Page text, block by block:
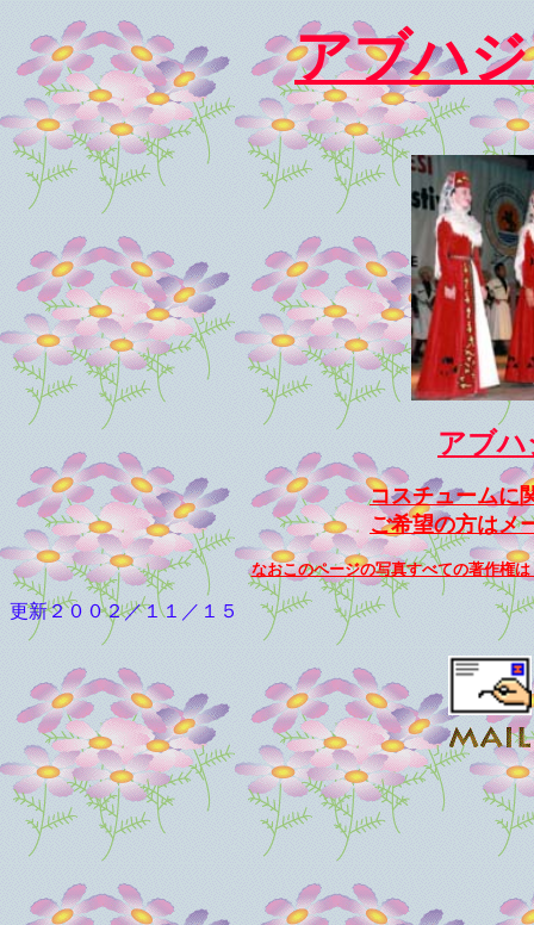
アブハ
アブ
コスチュームに
ご希望の方は
なおこのページの写真すべての著作権
更新２００２／１１／１５